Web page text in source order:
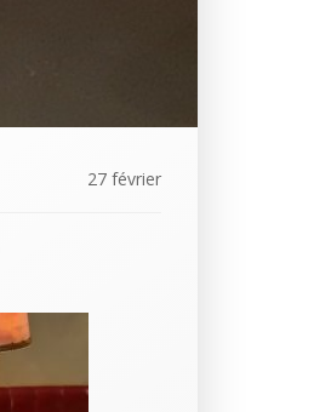
27 février